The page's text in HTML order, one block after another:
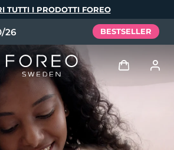
TUTTI I PRODOTTI FOREO
26 BESTSELLER
Profilo utente